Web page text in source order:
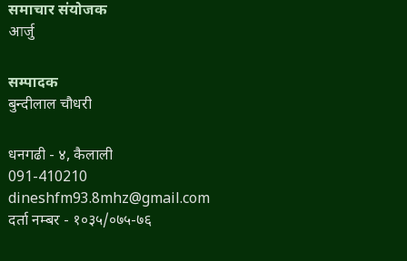
समाचार संयोजक
आर्जु
सम्पादक
बुन्दीलाल चौधरी
धनगढी - ४, कैलाली
091-410210
dineshfm93.8mhz@gmail.com
दर्ता नम्बर - १०३५/०७५-७६